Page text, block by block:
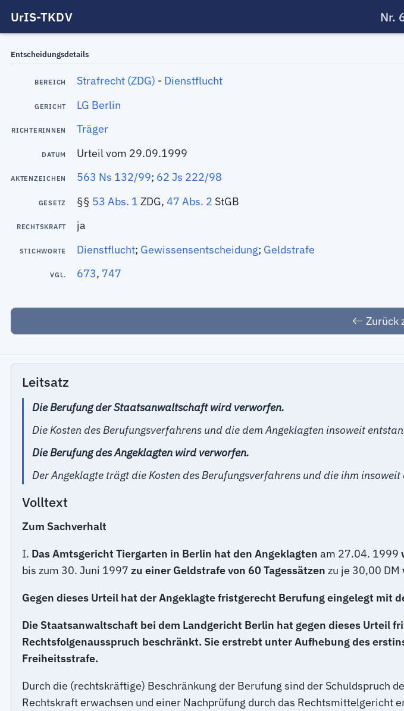
UrIS-TKDV Nr.
Entscheidungsdetails
BEREICH Strafrecht (ZDG) - Dienstflucht
GERICHT LG Berlin
RICHTERINNEN Träger
DATUM Urteil vom 29.09.1999
AKTENZEICHEN 563 Ns 132/99; 62 Js 222/98
GESETZ §§ 53 Abs. 1 ZDG,47 Abs. 2 StGB
RECHTSKRAFT ja
STICHWORTE Dienstflucht; Gewissensentscheidung; Geldstrafe
VGL. 673, 747
Zurück
Leitsatz
Die Berufung der Staatsanwaltschaft wird verworfen.
Die Kosten des Berufungsverfahrens und die dem Angeklagten insoweit
Die Berufung des Angeklagten wird verworfen.
Der Angeklagte trägt die Kosten des Berufungsverfahrens und die ihm
Volltext
Zum Sachverhalt
I. Das Amtsgericht Tiergarten in Berlin hat den Angeklagten am 27.04. 1999
bis zum 30. Juni 1997 zu einer Geldstrafe von 60 Tagessätzen zu je 30,00 DM
Gegen dieses Urteil hat der Angeklagte fristgerecht Berufung eingelegt mit
Die Staatsanwaltschaft bei dem Landgericht Berlin hat gegen dieses Urteil
Rechtsfolgenausspruch beschränkt. Sie erstrebt unter Aufhebung des
Freiheitsstrafe.
Durch die (rechtskräftige) Beschränkung der Berufung sind der Schuldspruch
Rechtskraft erwachsen und einer Nachprüfung durch das Rechtsmittelgericht